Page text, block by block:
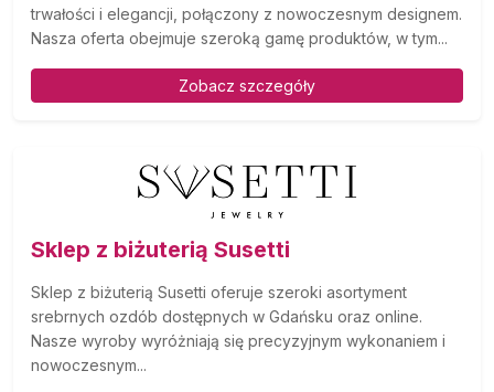
trwałości i elegancji, połączony z nowoczesnym designem.
Nasza oferta obejmuje szeroką gamę produktów, w tym...
Zobacz szczegóły
Sklep z biżuterią Susetti
Sklep z biżuterią Susetti oferuje szeroki asortyment
srebrnych ozdób dostępnych w Gdańsku oraz online.
Nasze wyroby wyróżniają się precyzyjnym wykonaniem i
nowoczesnym...